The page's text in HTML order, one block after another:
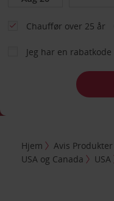
Chauffør over 25 år
Jeg har en rabatkode
Hjem Avis Produkter
USA og Canada
USA